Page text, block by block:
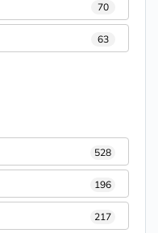
70
63
528
196
217